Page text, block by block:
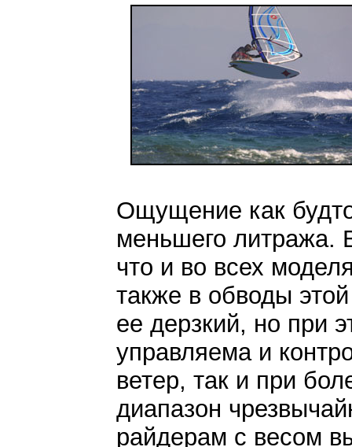
Ощущение как
меньшего литража.
что и во всех
также в обводы
ее дерзкий, но при
управляема и
ветер, так и при
диапазон
райдерам с весом